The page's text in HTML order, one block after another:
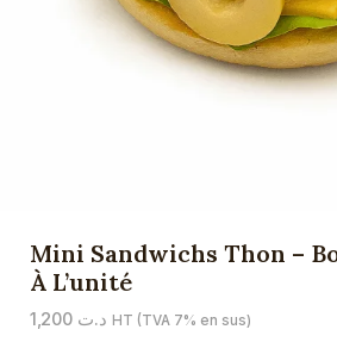
Mini Sandwichs Thon –
À L’unité
د.ت 1,200 HT (TVA 7% en sus)